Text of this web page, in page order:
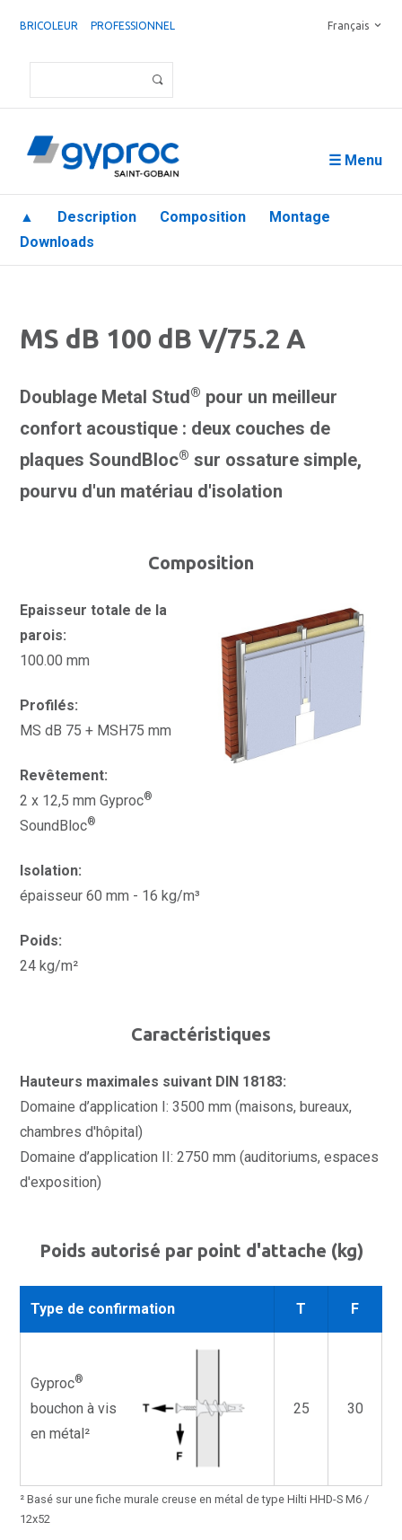
BRICOLEUR PROFESSIONNEL Français
☰ Menu
▲ Description Composition
Montage
Downloads
MS dB 100 dB V/75.2 A
Doublage Metal Stud® pour un meilleur
confort acoustique : deux couches de
plaques SoundBloc® sur ossature simple,
pourvu d'un matériau d'isolation
Composition
Epaisseur totale de la
parois:
100.00 mm
Profilés:
MS dB 75 + MSH75 mm
Revêtement:
2 x 12,5 mm Gyproc®
SoundBloc®
Isolation:
épaisseur 60 mm - 16 kg/m³
Poids:
24 kg/m²
Caractéristiques
Hauteurs maximales suivant DIN 18183:
Domaine d’application I: 3500 mm (maisons, bureaux,
chambres d'hôpital)
Domaine d’application II: 2750 mm (auditoriums, espaces
d'exposition)
Poids autorisé par point d'attache (kg)
Type de confirmation T F
Gyproc®
bouchon à vis
en métal²
25 30
² Basé sur une fiche murale creuse en métal de type Hilti HHD-S M6 /
12x52